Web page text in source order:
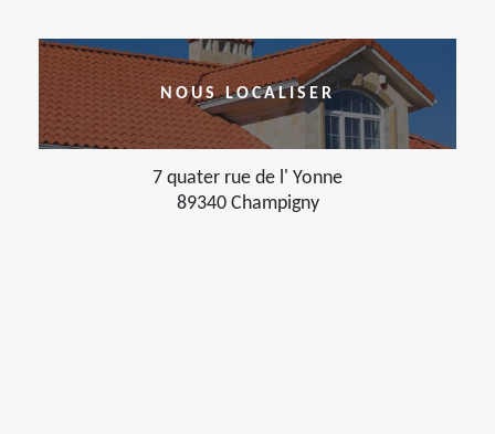
NOUS LOCALISER
7 quater rue de l' Yonne
89340 Champigny